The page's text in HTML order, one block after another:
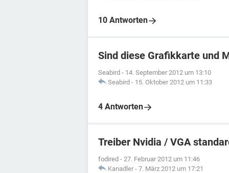
10 Antworten
Sind diese Grafikkarte und
Seabird - 14. September 2012 um 13:10
Seabird - 15. Oktober 2012 um 11:33
4 Antworten
Treiber Nvidia / VGA
fodired - 27. Februar 2012 um 11:46
Kanadler - 7. März 2012 um 17:21